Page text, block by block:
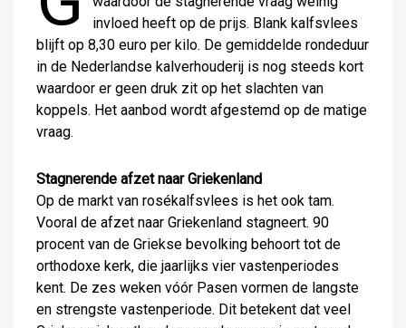
invloed heeft op de prijs. Blank kalfsvlees
blijft op 8,30 euro per kilo. De gemiddelde rondeduur
in de Nederlandse kalverhouderij is nog steeds kort
waardoor er geen druk zit op het slachten van
koppels. Het aanbod wordt afgestemd op de matige
vraag.
Stagnerende afzet naar Griekenland
Op de markt van rosékalfsvlees is het ook tam.
Vooral de afzet naar Griekenland stagneert. 90
procent van de Griekse bevolking behoort tot de
orthodoxe kerk, die jaarlijks vier vastenperiodes
kent. De zes weken vóór Pasen vormen de langste
en strengste vastenperiode. Dit betekent dat veel